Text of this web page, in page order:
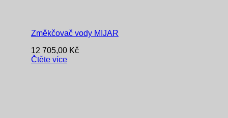
Změkčovač vody MIJAR
12 705,00 Kč
Čtěte více